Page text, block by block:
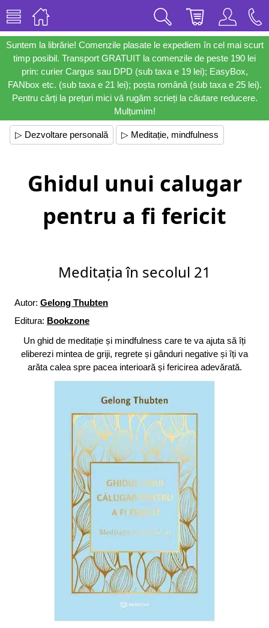
Suntem la librărie! Comenzile plasate le expediem în cel mai scurt
timp posibil. Transport GRATUIT la comenzile de peste 190 lei
prin: curier Cargus sau DPD (sub taxa e 19 lei); EasyBox,
FANbox etc. (sub taxa e 21 lei); poșta română (sub taxa e 25 lei).
Pentru cărți la prețuri mici vă rugăm scrieți la căutare reducere.
Mulțumim!
▷ Dezvoltare personală ▷ Meditație, mindfulness
Ghidul unui calugar
pentru a fi fericit
Meditația în secolul 21
Autor: Gelong Thubten
Editura: Bookzone
Un ghid de meditație și mindfulness care te va ajuta să îți
eliberezi mintea de griji, regrete și gânduri negative și îți va
arăta calea spre pacea interioară și fericirea adevărată.